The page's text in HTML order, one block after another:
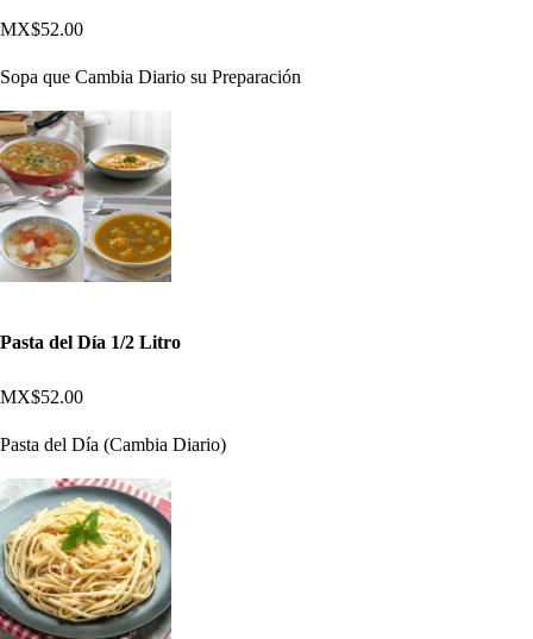
MX$52.00
Sopa que Cambia Diario su Preparación
Pasta del Día 1/2 Litro
MX$52.00
Pasta del Día (Cambia Diario)